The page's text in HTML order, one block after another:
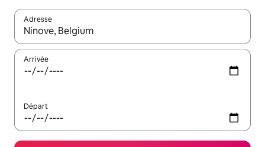
Adresse
Lorsque les résultats s'affichent, utilisez les flèches vers le
Arrivée
Départ